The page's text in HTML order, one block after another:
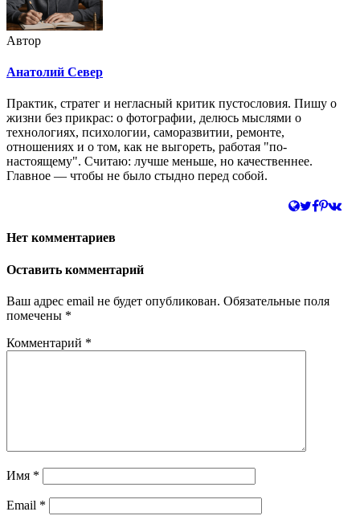
Автор
Анатолий Север
Практик, стратег и негласный критик пустословия. Пишу о
жизни без прикрас: о фотографии, делюсь мыслями о
технологиях, психологии, саморазвитии, ремонте,
отношениях и о том, как не выгореть, работая "по-
настоящему". Считаю: лучше меньше, но качественнее.
Главное — чтобы не было стыдно перед собой.
Нет комментариев
Оставить комментарий
Ваш адрес email не будет опубликован. Обязательные поля
помечены *
Комментарий *
Имя *
Email *